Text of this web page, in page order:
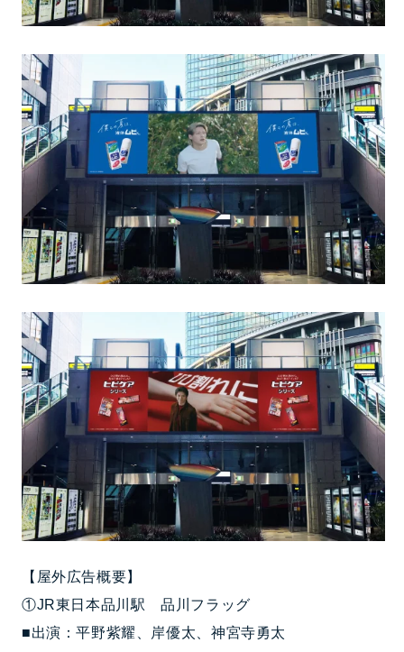
【屋外広告概要】
①JR東日本品川駅 品川フラッグ
■出演：平野紫耀、岸優太、神宮寺勇太